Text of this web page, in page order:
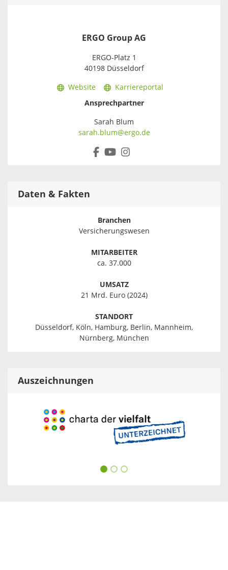
ERGO Group AG
ERGO-Platz 1
40198 Düsseldorf
Website
Karriereportal
Ansprechpartner
Sarah Blum
sarah.blum@ergo.de
Daten & Fakten
Branchen
Versicherungswesen
MITARBEITER
ca. 37.000
UMSATZ
21 Mrd. Euro (2024)
STANDORT
Düsseldorf, Köln, Hamburg, Berlin, Mannheim,
Nürnberg, München
Auszeichnungen